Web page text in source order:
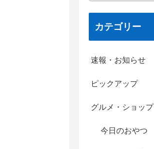
カテゴリー
速報・お知らせ
ピックアップ
グルメ・ショップ
今日のおやつ